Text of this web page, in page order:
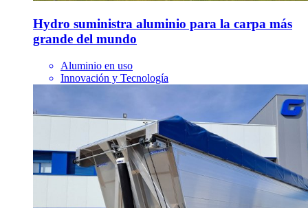
Hydro suministra aluminio para la carpa más
grande del mundo
Aluminio en uso
Innovación y Tecnología